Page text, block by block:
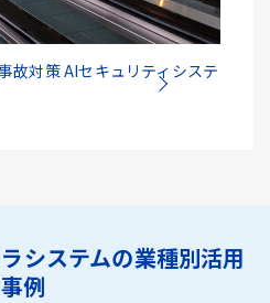
故対策 AIセキュリティシステ
システムの業種別活用
事例